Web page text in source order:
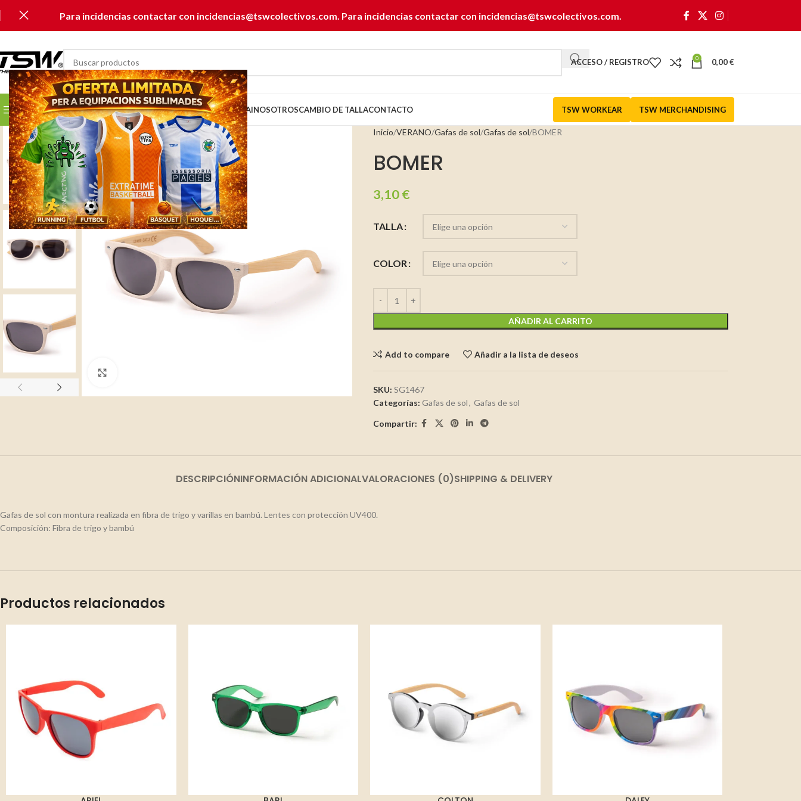
Para incidencias contactar con incidencias@tswcolectivos.com. Para incidencias contactar con incidencias@tswcolectivos.com
SELECCIONAR CATEGORÍA
ACCESO / REGISTRO 0 0,00€
SELECCIONA TU CLUB... INICIOCATÁLOGOSMUSAINOSOTROSCAMBIO DE TALLACONTACTO TSW WORKEAR TSW MERCHANDISING
Inicio VERANO Gafas de sol Gafas de sol BOMER
BOMER
3,10€
TALLA
COLOR
AÑADIR AL CARRITO
Add to compare Añadir a la lista de deseos
SKU: SG1467
Categorías: Gafas de sol, Gafas de sol
Compartir:
DESCRIPCIÓNINFORMACIÓN ADICIONALVALORACIONES (0)SHIPPING & DELIVERY
Gafas de sol con montura realizada en fibra de trigo y varillas en bambú. Lentes con protección UV400.
Composición: Fibra de trigo y bambú
Productos relacionados